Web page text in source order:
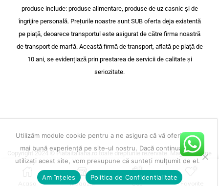
produse include: produse alimentare, produse de uz casnic și de
îngrijire personală. Prețurile noastre sunt SUB oferta deja existentă
pe piață, deoarece transportul este asigurat de către firma noastră
de transport de marfă. Această firmă de transport, aflată pe piață de
10 ani, se evidențiază prin prestarea de servicii de calitate și
seriozitate.
Copyright 2024 © Piataitaliana.ro toate drepturile rezervate. Magazin online
vanzari produse cu specific italienesc.
Construit deDepozitul de Magazine.
Acasa Magazin Cos Favorite
Utilizăm module cookie pentru a ne asigura că vă oferim cea
mai bună experiență pe site-ul nostru. Dacă continuați să
utilizați acest site, vom presupune că sunteți mulțumit de el.
Am înțeles Politica de Confidentialitate